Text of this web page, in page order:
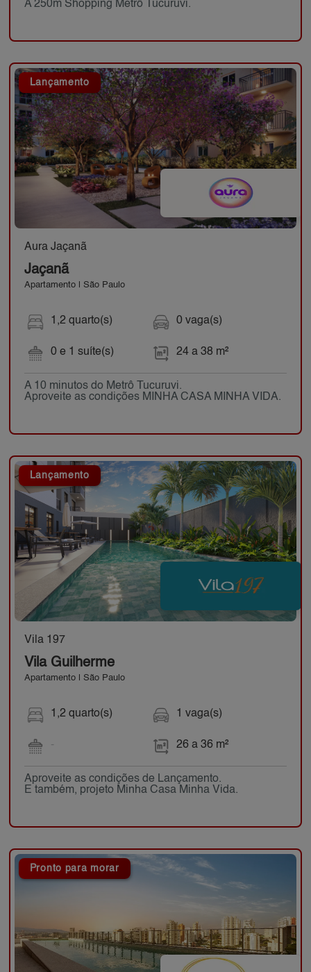
A 250m Shopping Metrô Tucuruvi.
Lançamento
Aura Jaçanã
Jaçanã
Apartamento | São Paulo
1,2 quarto(s)
0 e 1 suíte(s)
0 vaga(s)
24 a 38 m²
A 10 minutos do Metrô Tucuruvi.
Aproveite as condições MINHA CASA MINHA VIDA.
Lançamento
Vila 197
Vila Guilherme
Apartamento | São Paulo
1,2 quarto(s)
-
1 vaga(s)
26 a 36 m²
Aproveite as condições de Lançamento.
E também, projeto Minha Casa Minha Vida.
Pronto para morar